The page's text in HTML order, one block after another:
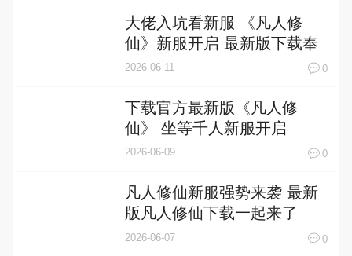
大佬入坑看新服 《凡人修
仙》新服开启 最新版下载奉
上
2026-06-11 0
下载官方最新版《凡人修
仙》 坐等千人新服开启
2026-06-09 0
凡人修仙新服强势来袭 最新
版凡人修仙下载一起来了
2026-06-07 0